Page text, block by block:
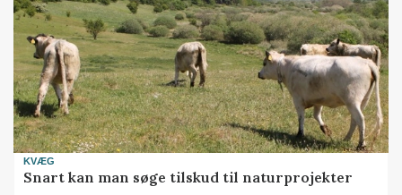
KVÆG
Snart kan man søge tilskud til naturprojekter